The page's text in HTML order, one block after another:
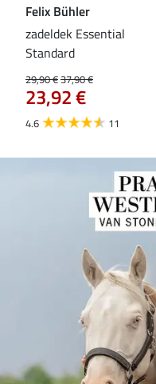
Felix Bühler
zadeldek Essential
Standard
29,90 €37,90 €
23,92 €
4.6 11